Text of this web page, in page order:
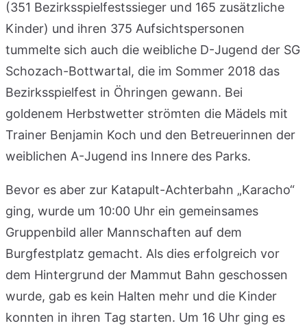
(351 Bezirksspielfestssieger und 165 zusätzliche
Kinder) und ihren 375 Aufsichtspersonen
tummelte sich auch die weibliche D-Jugend der SG
Schozach-Bottwartal, die im Sommer 2018 das
Bezirksspielfest in Öhringen gewann. Bei
goldenem Herbstwetter strömten die Mädels mit
Trainer Benjamin Koch und den Betreuerinnen der
weiblichen A-Jugend ins Innere des Parks.
Bevor es aber zur Katapult-Achterbahn „Karacho“
ging, wurde um 10:00 Uhr ein gemeinsames
Gruppenbild aller Mannschaften auf dem
Burgfestplatz gemacht. Als dies erfolgreich vor
dem Hintergrund der Mammut Bahn geschossen
wurde, gab es kein Halten mehr und die Kinder
konnten in ihren Tag starten. Um 16 Uhr ging es